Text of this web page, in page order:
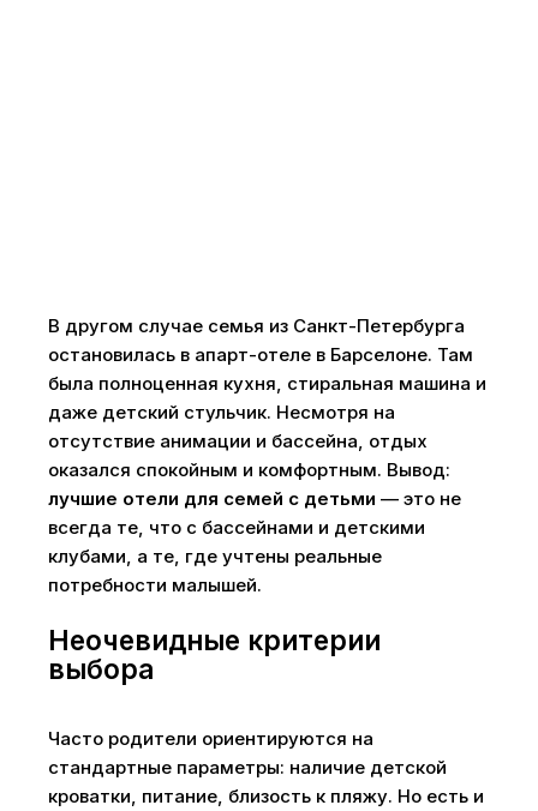
В другом случае семья из Санкт-Петербурга
остановилась в апарт-отеле в Барселоне. Там
была полноценная кухня, стиральная машина и
даже детский стульчик. Несмотря на
отсутствие анимации и бассейна, отдых
оказался спокойным и комфортным. Вывод:
лучшие отели для семей с детьми — это не
всегда те, что с бассейнами и детскими
клубами, а те, где учтены реальные
потребности малышей.
Неочевидные критерии
выбора
Часто родители ориентируются на
стандартные параметры: наличие детской
кроватки, питание, близость к пляжу. Но есть и